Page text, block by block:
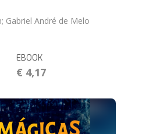
Gabriel André de Melo
EBOOK
€ 4,17